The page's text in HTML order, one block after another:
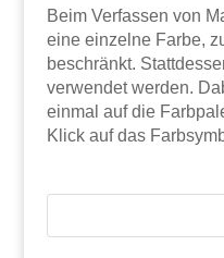
Beim Verfassen von
eine einzelne Farbe,
beschränkt.
verwendet werden.
einmal auf die
Klick auf das